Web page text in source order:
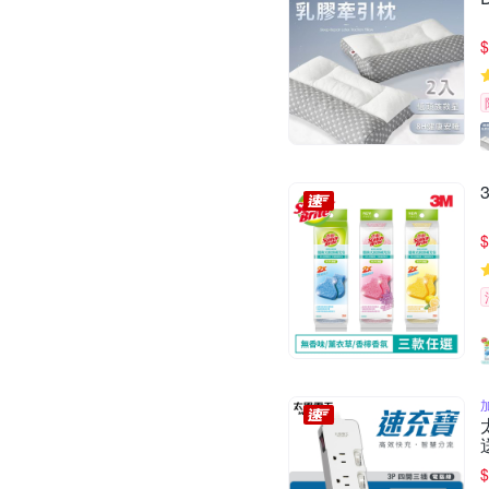
$
$
$